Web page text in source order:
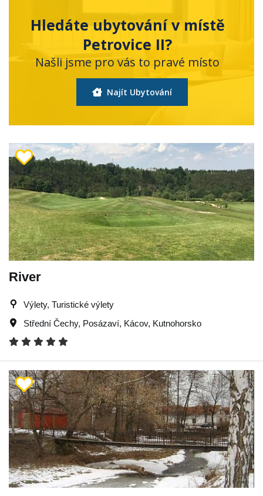
Hledáte ubytování v místě
Petrovice II?
Našli jsme pro vás to pravé místo
Najít Ubytování
River
Výlety, Turistické výlety
Střední Čechy, Posázaví, Kácov, Kutnohorsko